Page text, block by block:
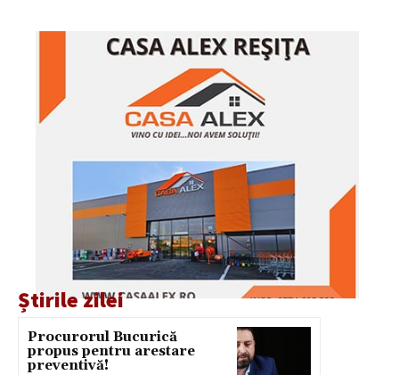
Știrile zilei
Procurorul Bucurică
propus pentru arestare
preventivă!